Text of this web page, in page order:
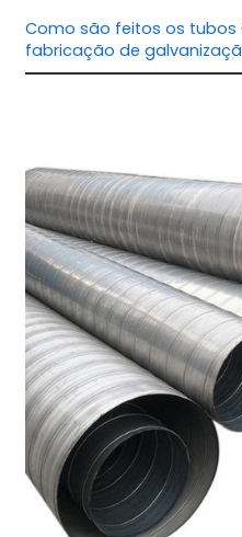
Como são feitos os tubos
fabricação de